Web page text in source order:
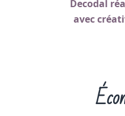
Decodal
avec